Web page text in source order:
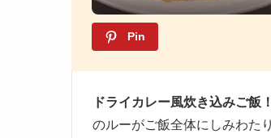
Pin
ドライカレー風炊き込みご飯
のルーがご飯全体にしみわた